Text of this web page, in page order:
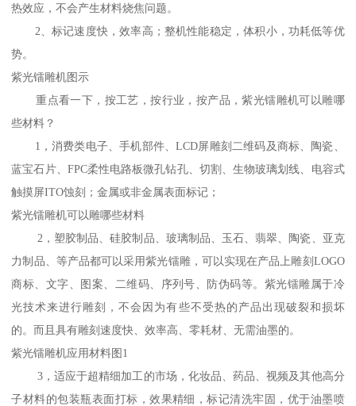
热效应，不会产生材料烧焦问题。
2、标记速度快，效率高；整机性能稳定，体积小，功耗低等优
势。
紫光镭雕机图示
重点看一下，按工艺，按行业，按产品，紫光镭雕机可以雕哪
些材料？
1，消费类电子、手机部件、LCD屏雕刻二维码及商标、陶瓷、
蓝宝石片、FPC柔性电路板微孔钻孔、切割、生物玻璃划线、电容式
触摸屏ITO蚀刻；金属或非金属表面标记；
紫光镭雕机可以雕哪些材料
2，塑胶制品、硅胶制品、玻璃制品、玉石、翡翠、陶瓷、亚克
力制品、等产品都可以采用紫光镭雕，可以实现在产品上雕刻LOGO
商标、文字、图案、二维码、序列号、防伪码等。紫光镭雕属于冷
光技术来进行雕刻，不会因为有些不受热的产品出现破裂和损坏
的。而且具有雕刻速度快、效率高、零耗材、无需油墨的。
紫光镭雕机应用材料图1
3，适应于超精细加工的市场，化妆品、药品、视频及其他高分
子材料的包装瓶表面打标，效果精细，标记清洗牢固，优于油墨喷